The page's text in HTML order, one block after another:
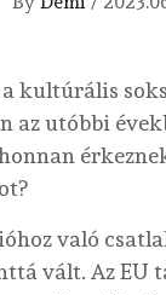
kultúrális
az utóbbi
való
vált. Az EU